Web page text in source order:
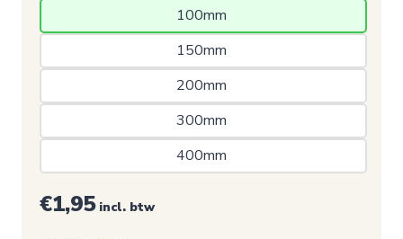
100mm
150mm
200mm
300mm
400mm
€1,95 incl. btw